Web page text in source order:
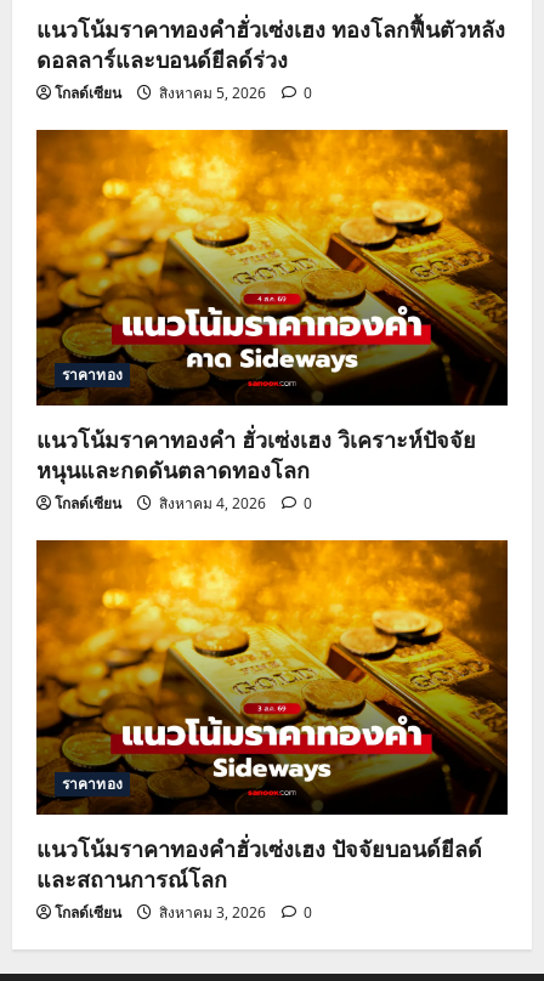
แนวโน้มราคาทองคำฮั่วเซ่งเฮง ทองโลกฟื้นตัวหลัง
ดอลลาร์และบอนด์ยีลด์ร่วง
โกลด์เซียน สิงหาคม 5, 2026 0
ราคาทอง
แนวโน้มราคาทองคำ ฮั่วเซ่งเฮง วิเคราะห์ปัจจัย
หนุนและกดดันตลาดทองโลก
โกลด์เซียน สิงหาคม 4, 2026 0
ราคาทอง
แนวโน้มราคาทองคำฮั่วเซ่งเฮง ปัจจัยบอนด์ยีลด์
และสถานการณ์โลก
โกลด์เซียน สิงหาคม 3, 2026 0